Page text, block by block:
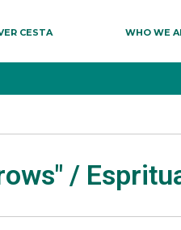
CESTA WHO WE
/